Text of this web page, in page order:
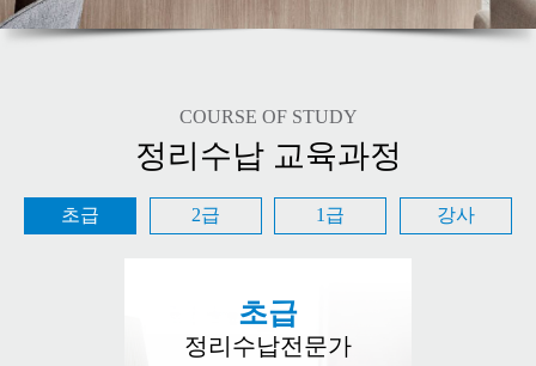
COURSE OF STUDY
정리수납 교육과정
초급 2급 1급 강사
초급
정리수납전문가